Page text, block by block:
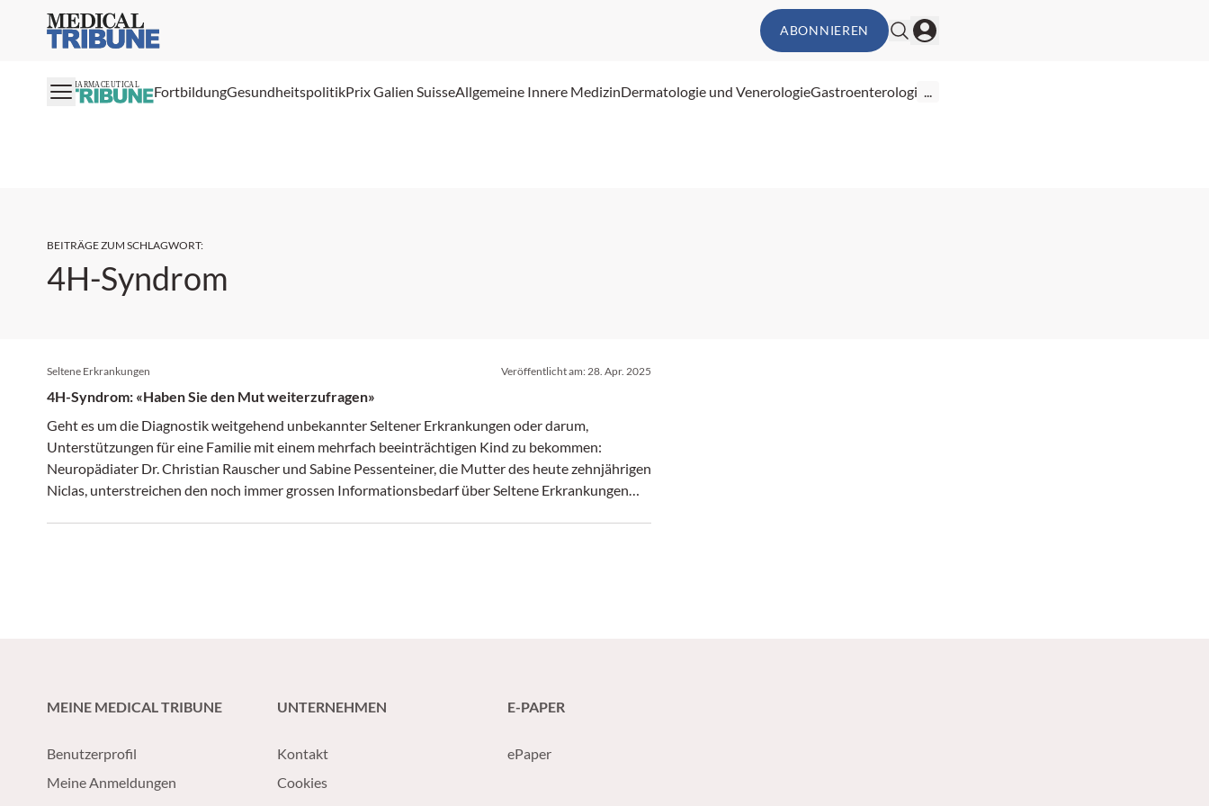
Medical Tribune ABONNIEREN
PHARMACEUTICAL FortbildungGesundheitspolitikPrix Galien SuisseAllgemeine Innere MedizinDermatologie und VenerologieGastroenterologie...
BEITRÄGE ZUM SCHLAGWORT:
4H-Syndrom
Seltene Erkrankungen Veröffentlicht am: 28. Apr. 2025
4H-Syndrom: «Haben Sie den Mut weiterzufragen»
Geht es um die Diagnostik weitgehend unbekannter Seltener Erkrankungen oder darum,
Unterstützungen für eine Familie mit einem mehrfach beeinträchtigen Kind zu bekommen:
Neuropädiater Dr. Christian Rauscher und Sabine Pessenteiner, die Mutter des heute zehnjährigen
Niclas, unterstreichen den noch immer grossen Informationsbedarf über Seltene Erkrankungen
MEINE MEDICAL TRIBUNE
Benutzerprofil
Meine Anmeldungen
UNTERNEHMEN
Kontakt
Cookies
E-PAPER
ePaper